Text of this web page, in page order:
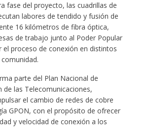
fase del proyecto, las cuadrillas de
labores de tendido y fusión de
16 kilómetros de fibra óptica,
de trabajo junto al Poder Popular
el proceso de conexión en distintos
parte del Plan Nacional de
de las Telecomunicaciones,
el cambio de redes de cobre
GPON, con el propósito de ofrecer
y velocidad de conexión a los